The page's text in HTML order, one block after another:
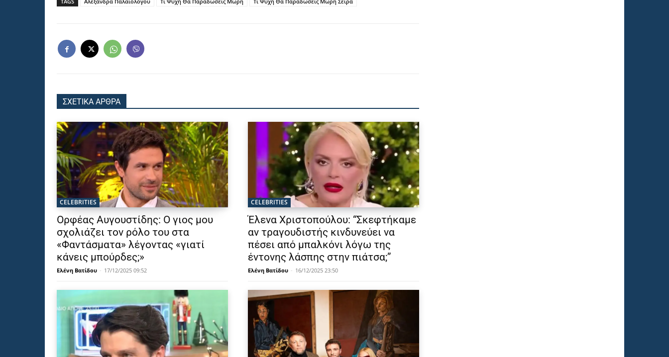
ΣΧΕΤΙΚΑ ΑΡΘΡΑ
CELEBRITIES
Ορφέας Αυγουστίδης: Ο γιος μου
σχολιάζει τον ρόλο του στα
«Φαντάσματα» λέγοντας «γιατί
κάνεις μπούρδες;»
Ελένη Βατίδου - 17/12/2025 09:52
CELEBRITIES
Έλενα Χριστοπούλου: “Σκεφτήκαμε
αν τραγουδιστής κινδυνεύει να
πέσει από μπαλκόνι λόγω της
έντονης λάσπης στην πιάτσα;”
Ελένη Βατίδου - 16/12/2025 23:50